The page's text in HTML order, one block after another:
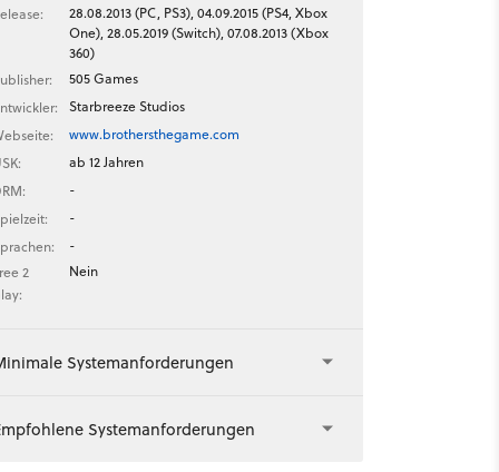
28.08.2013 (PC, PS3), 04.09.2015 (PS4, Xbox
One), 28.05.2019 (Switch), 07.08.2013 (Xbox
360)
505 Games
Starbreeze Studios
www.brothersthegame.com
ab 12 Jahren
-
-
-
2
Nein
Systemanforderungen
Systemanforderungen